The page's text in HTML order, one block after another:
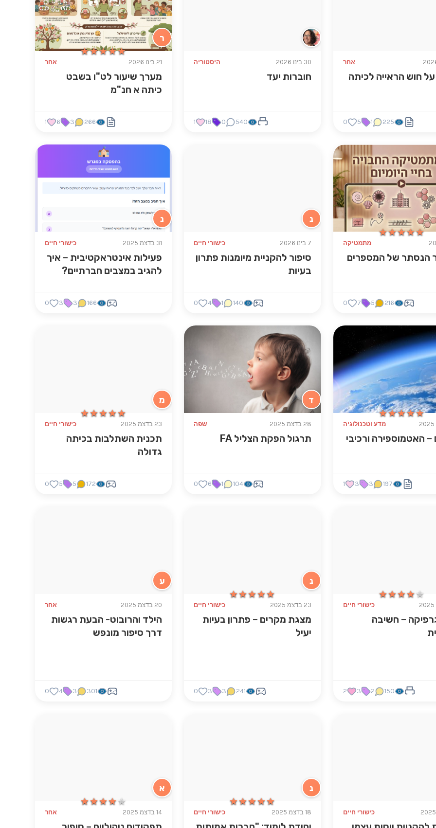
אחר
על חוש הראייה לכיתה
225
1
5
0
30 בינו 2026 היסטוריה
חוברות יעד
540
0
18
1
★★★★★
★★★★★
ר
21 בינו 2026 אחר
מערך שיעור לט"ו בשבט
כיתה א חנ"מ
266
3
6
1
★★★★★
★★★★★
מתמטיקה
הנסתר של המספרים
216
5
7
0
נ
7 בינו 2026 כישורי חיים
סיפור להקניית מיומנות פתרון
בעיות
140
1
4
0
נ
31 בדצמ 2025 כישורי חיים
פעילות אינטראקטיבית – איך
להגיב במצבים חברתיים?
166
3
3
0
★★★★★
★★★★★
מדע וטכנולוגיה
– האטמוספירה ורכיבי
197
3
3
1
ד
28 בדצמ 2025 שפה
תרגול הפקת הצליל FA
104
1
6
0
★★★★★
★★★★★
מ
23 בדצמ 2025 כישורי חיים
תכנית השתלבות בכיתה
גדולה
172
5
5
0
★★★★★
★★★★★
כישורי חיים
– חשיבה
150
2
3
2
★★★★★
★★★★★
נ
23 בדצמ 2025 כישורי חיים
מצגת מקרים – פתרון בעיות
יעיל
241
3
3
0
ע
20 בדצמ 2025 אחר
הילד והרובוט- הבעת רגשות
דרך סיפור מונפש
301
3
4
0
כישורי חיים
★★★★★
★★★★★
נ
18 בדצמ 2025 כישורי חיים
★★★★★
★★★★★
א
14 בדצמ 2025 אחר